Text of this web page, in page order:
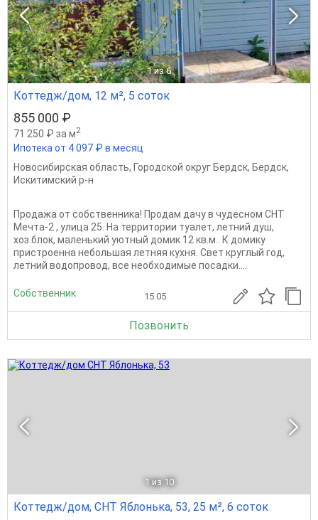
1 из 6
Коттедж/дом, 12 м², 5 соток
855 000 ₽
71 250 ₽ за м2
Ипотека от 4 097 ₽ в месяц
Новосибирская область, Городской округ Бердск, Бердск,
Искитимский р-н
Продажа от собственника! Продам дачу в чудесном СНТ
Мечта-2 , улица 25. На территории туалет, летний душ,
хоз.блок, маленький уютный домик 12 кв.м.. К домику
пристроенна небольшая летняя кухня. Свет круглый год,
летний водопровод, все необходимые посадки....
Собственник 15.05
Позвонить
1 из 10
Коттедж/дом, СНТ Яблонька, 53, 25 м², 6 соток